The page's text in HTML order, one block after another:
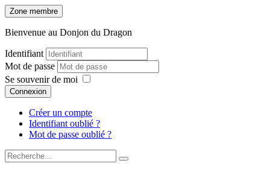
Zone membre
Bienvenue au Donjon du Dragon
Identifiant
Mot de passe
Se souvenir de moi
Connexion
Créer un compte
Identifiant oublié ?
Mot de passe oublié ?